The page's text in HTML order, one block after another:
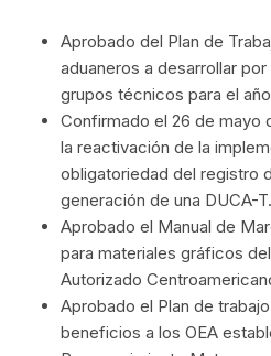
Aprobado del Plan de
aduaneros a desarrollar
grupos técnicos para el
Confirmado el 26 de mayo
la reactivación de la
obligatoriedad del registro
generación de una DUCA-T.
Aprobado el Manual de
para materiales gráficos
Autorizado
Aprobado el Plan de
beneficios a los OEA